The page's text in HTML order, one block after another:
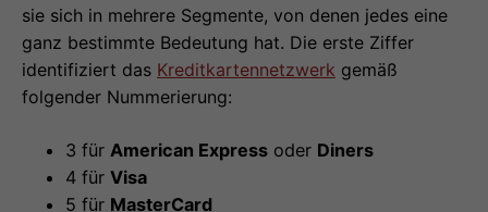
sie sich in mehrere Segmente, von denen jedes eine
ganz bestimmte Bedeutung hat. Die erste Ziffer
identifiziert das Kreditkartennetzwerk gemäß
folgender Nummerierung:
3 für American Express oder Diners
4 für Visa
5 für MasterCard